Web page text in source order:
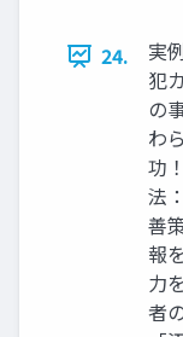
24.
実
犯
の
わ
功
法
善
報
力
者